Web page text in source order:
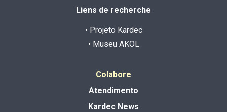
Liens de recherche
• Projeto Kardec
• Museu AKOL
Colabore
Atendimento
Kardec News